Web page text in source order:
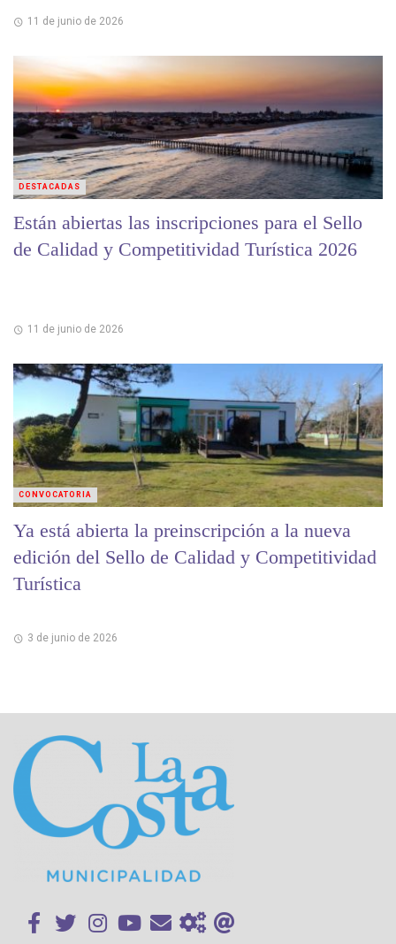
11 de junio de 2026
Están abiertas las inscripciones para el Sello
de Calidad y Competitividad Turística 2026
11 de junio de 2026
DESTACADAS
Ya está abierta la preinscripción a la nueva
edición del Sello de Calidad y Competitividad
Turística
3 de junio de 2026
CONVOCATORIA